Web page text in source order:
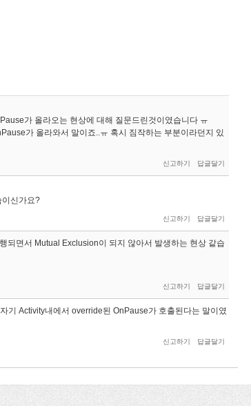
가 올라오는 현상에 대해 질문드린것이였습니다 ㅠ
가 올라와서 말이죠..ㅠ 혹시 짐작하는 부분이라던지 있
이신가요?
되면서 Mutual Exclusion이 되지 않아서 발생하는 현상 같습
기 Activity내에서 override된 OnPause가 호출된다는 말이였